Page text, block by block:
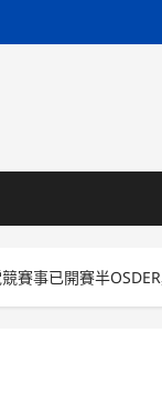
賽事已開賽半